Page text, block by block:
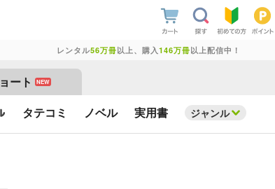
レンタル56万冊以上、購入 146万冊以上配信中！
ート NEW
タテコミ ノベル 実用書 ジャンル